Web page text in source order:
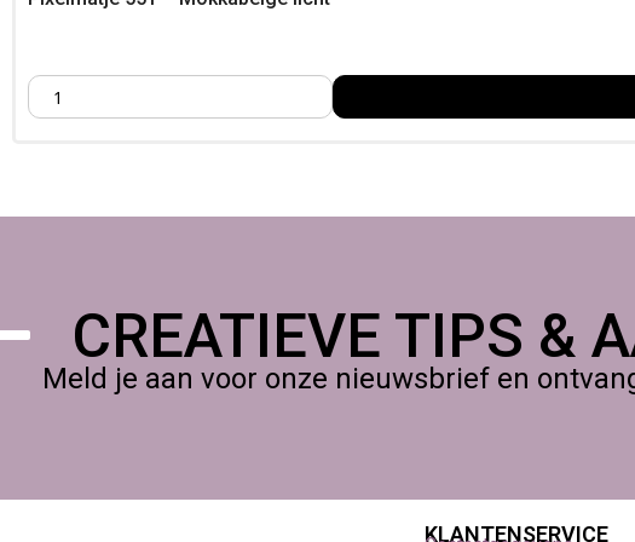
CREATIEVE TIPS &
Meld je aan voor onze nieuwsbrief en
KLANTENSERVICE